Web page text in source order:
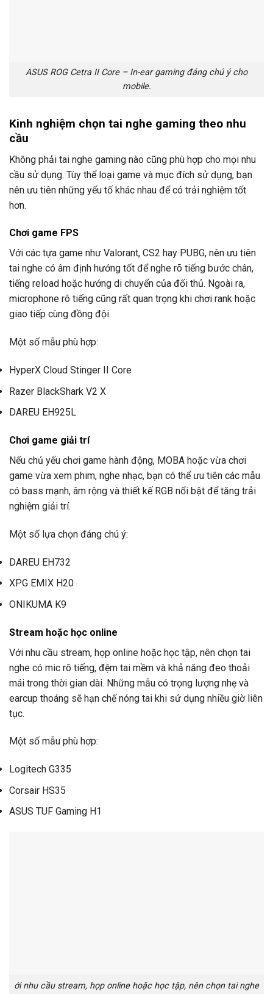
ASUS ROG Cetra II Core – In-ear gaming đáng chú ý cho
mobile.
Kinh nghiệm chọn tai nghe gaming theo nhu
cầu
Không phải tai nghe gaming nào cũng phù hợp cho mọi nhu
cầu sử dụng. Tùy thể loại game và mục đích sử dụng, bạn
nên ưu tiên những yếu tố khác nhau để có trải nghiệm tốt
hơn.
Chơi game FPS
Với các tựa game như Valorant, CS2 hay PUBG, nên ưu tiên
tai nghe có âm định hướng tốt để nghe rõ tiếng bước chân,
tiếng reload hoặc hướng di chuyển của đối thủ. Ngoài ra,
microphone rõ tiếng cũng rất quan trọng khi chơi rank hoặc
giao tiếp cùng đồng đội.
Một số mẫu phù hợp:
HyperX Cloud Stinger II Core
Razer BlackShark V2 X
DAREU EH925L
Chơi game giải trí
Nếu chủ yếu chơi game hành động, MOBA hoặc vừa chơi
game vừa xem phim, nghe nhạc, bạn có thể ưu tiên các mẫu
có bass mạnh, âm rộng và thiết kế RGB nổi bật để tăng trải
nghiệm giải trí.
Một số lựa chọn đáng chú ý:
DAREU EH732
XPG EMIX H20
ONIKUMA K9
Stream hoặc học online
Với nhu cầu stream, họp online hoặc học tập, nên chọn tai
nghe có mic rõ tiếng, đệm tai mềm và khả năng đeo thoải
mái trong thời gian dài. Những mẫu có trọng lượng nhẹ và
earcup thoáng sẽ hạn chế nóng tai khi sử dụng nhiều giờ liên
tục.
Một số mẫu phù hợp:
Logitech G335
Corsair HS35
ASUS TUF Gaming H1
ới nhu cầu stream, họp online hoặc học tập, nên chọn tai nghe